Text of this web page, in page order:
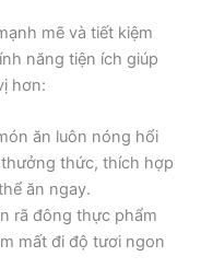
mẽ và tiết kiệm
năng tiện ích giúp
hơn:
ăn luôn nóng hổi
thức, thích hợp
ăn ngay.
rã đông thực phẩm
mất đi độ tươi ngon